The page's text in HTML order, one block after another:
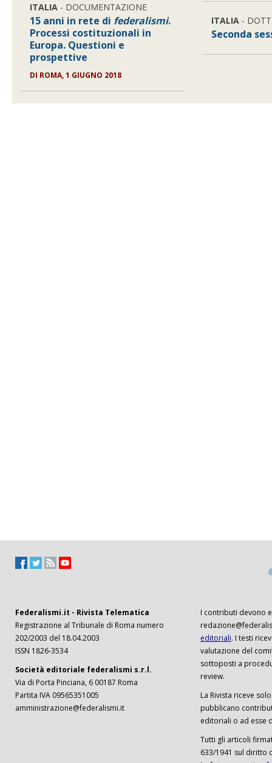
ITALIA - DOCUMENTAZIONE
15 anni in rete di federalismi.
Processi costituzionali in
Europa. Questioni e
prospettive
DI ROMA, 1 GIUGNO 2018
ITALIA -
Seconda
Federalismi.it - Rivista Telematica
Registrazione al Tribunale di Roma numero
202/2003 del 18.04.2003
ISSN 1826-3534
Società editoriale federalismi s.r.l.
Via di Porta Pinciana, 6 00187 Roma
Partita IVA 09565351005
amministrazione@federalismi.it
I contributi devono
editoriali. I testi
valutazione del
sottoposti a
review.
La Rivista riceve
pubblicano
editoriali o ad esse
Tutti gli articoli
633/1941 sul diritto